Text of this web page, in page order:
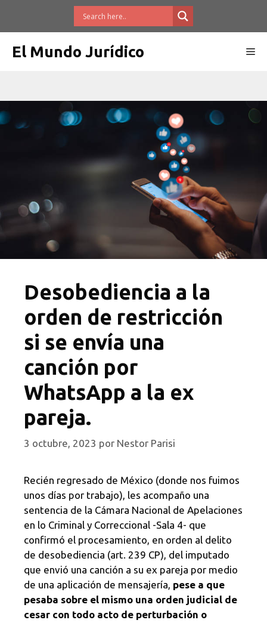
El Mundo Jurídico
Desobediencia a la
orden de restricción
si se envía una
canción por
WhatsApp a la ex
pareja.
3 octubre, 2023 por Nestor Parisi
Recién regresado de México (donde nos fuimos
unos días por trabajo), les acompaño una
sentencia de la Cámara Nacional de Apelaciones
en lo Criminal y Correccional -Sala 4- que
confirmó el procesamiento, en orden al delito
de desobediencia (art. 239 CP), del imputado
que envió una canción a su ex pareja por medio
de una aplicación de mensajería, pese a que
pesaba sobre el mismo una orden judicial de
cesar con todo acto de perturbación o